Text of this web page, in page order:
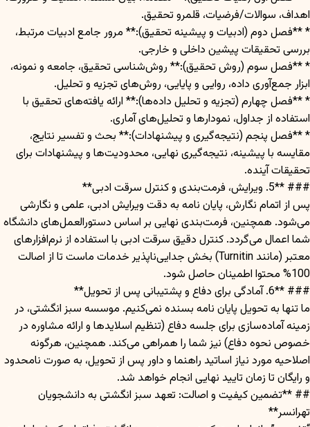
اهداف، سوالات/فرضیات، قلمرو تحقیق.
* **فصل دوم (ادبیات و پیشینه تحقیق):** مرور جامع ادبیات مرتبط،
بررسی تحقیقات پیشین داخلی و خارجی.
* **فصل سوم (روش تحقیق):** روش‌شناسی تحقیق، جامعه و نمونه،
ابزار جمع‌آوری داده، روایی و پایایی، روش‌های تجزیه و تحلیل.
* **فصل چهارم (تجزیه و تحلیل داده‌ها):** ارائه یافته‌های تحقیق با
استفاده از جداول، نمودارها و تحلیل‌های آماری.
* **فصل پنجم (نتیجه‌گیری و پیشنهادات):** بحث و تفسیر نتایج،
مقایسه با پیشینه، نتیجه‌گیری نهایی، محدودیت‌ها و پیشنهادات برای
تحقیقات آینده.
### **5. ویرایش، فرمت‌بندی و کنترل سرقت ادبی**
پس از اتمام نگارش، پایان نامه به دقت ویرایش ادبی، علمی و نگارشی
می‌شود. همچنین، فرمت‌بندی نهایی بر اساس دستورالعمل‌های دانشگاه
شما اعمال می‌گردد. کنترل دقیق سرقت ادبی با استفاده از نرم‌افزارهای
معتبر (مانند Turnitin) بخش جدایی‌ناپذیر خدمات ماست تا از اصالت
100% محتوا اطمینان حاصل شود.
### **6. آمادگی برای دفاع و پشتیبانی پس از تحویل**
ما تنها به تحویل پایان نامه بسنده نمی‌کنیم. موسسه سبز انگشتی، در
زمینه آماده‌سازی برای جلسه دفاع (تنظیم اسلایدها و ارائه مشاوره در
خصوص نحوه دفاع) نیز شما را همراهی می‌کند. همچنین، هرگونه
اصلاحیه مورد نیاز اساتید راهنما و داور پس از تحویل، به صورت نامحدود
و رایگان تا زمان تایید نهایی انجام خواهد شد.
## **تضمین کیفیت و اصالت: تعهد سبز انگشتی به دانشجویان
تهرانسر**